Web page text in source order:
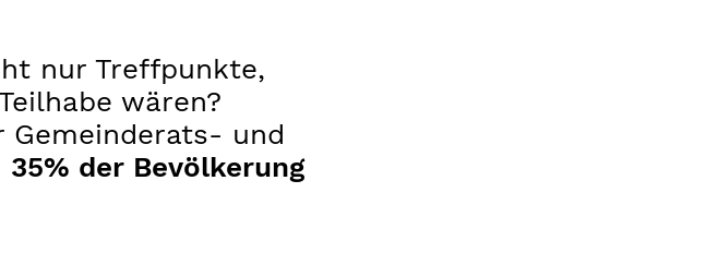
nur Treffpunkte,
wären?
Gemeinderats- und
35% der Bevölkerung